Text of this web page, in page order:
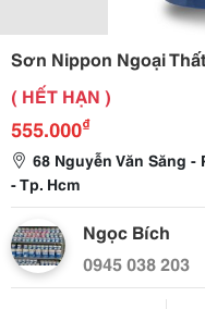
Sơn Nippon Ngoại
( HẾT HẠN )
555.000₫
68 Nguyễn Văn Săng
- Tp. Hcm
Ngọc Bích
0945 038 203